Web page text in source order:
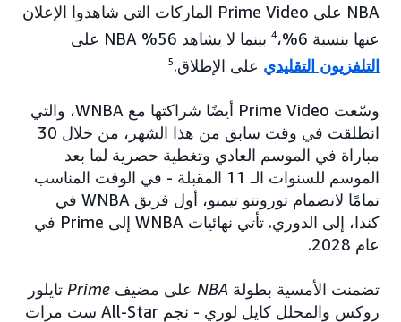
NBA على Prime Video الماركات التي شاهدوا الإعلان
عنها بنسبة 6%،
4 بينما لا يشاهد 56% NBA على
التلفزيون التقليدي على الإطلاق.5
وسّعت Prime Video أيضًا شراكتها مع WNBA، والتي
انطلقت في وقت سابق من هذا الشهر، من خلال 30
مباراة في الموسم العادي وتغطية حصرية لما بعد
الموسم للسنوات الـ 11 المقبلة - في الوقت المناسب
تمامًا لانضمام تورونتو تيمبو، أول فريق WNBA في
كندا، إلى الدوري. تأتي نهائيات WNBA إلى Prime في
عام 2028.
تضمنت الأمسية بطولة NBA على مضيف Prime تايلور
روكس والمحلل كايل لوري - نجم All-Star ست مرات